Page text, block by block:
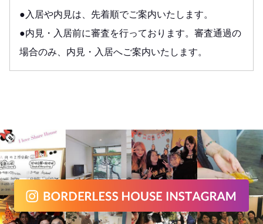
●入居や内見は、先着順でご案内いたします。
●内見・入居前に審査を行っております。審査通過の
場合のみ、内見・入居へご案内いたします。